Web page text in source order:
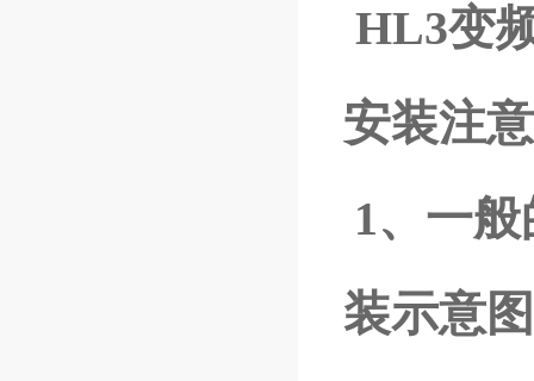
HL3变
安装注
1、一
装示意